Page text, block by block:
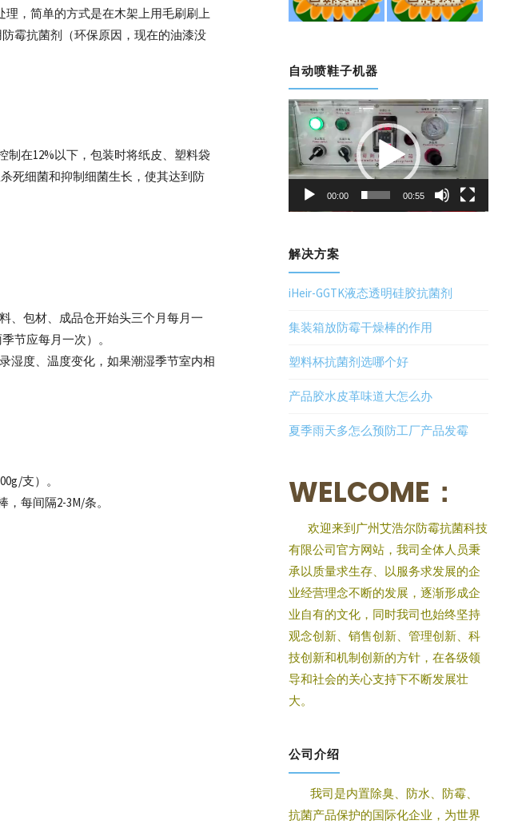
，简单的方式是在木架上用毛刷刷上
霉抗菌剂（环保原因，现在的油漆没
制在12%以下，包装时将纸皮、塑料袋
死细菌和抑制细菌生长，使其达到防
、包材、成品仓开始头三个月每月一
节应每月一次）。
湿度、温度变化，如果潮湿季节室内相
支）。
每间隔2-3M/条。
自动喷鞋子机器
视
频
播
放
00:00 00:55
解决方案
iHeir-GGTK液态透明硅胶抗菌剂
集装箱放防霉干燥棒的作用
塑料杯抗菌剂选哪个好
产品胶水皮革味道大怎么办
夏季雨天多怎么预防工厂产品发霉
WELCOME：
欢迎来到广州艾浩尔防霉抗菌科技
有限公司官方网站，我司全体人员秉
承以质量求生存、以服务求发展的企
业经营理念不断的发展，逐渐形成企
业自有的文化，同时我司也始终坚持
观念创新、销售创新、管理创新、科
技创新和机制创新的方针，在各级领
导和社会的关心支持下不断发展壮
大。
公司介绍
我司是内置除臭、防水、防霉、
抗菌产品保护的国际化企业，为世界